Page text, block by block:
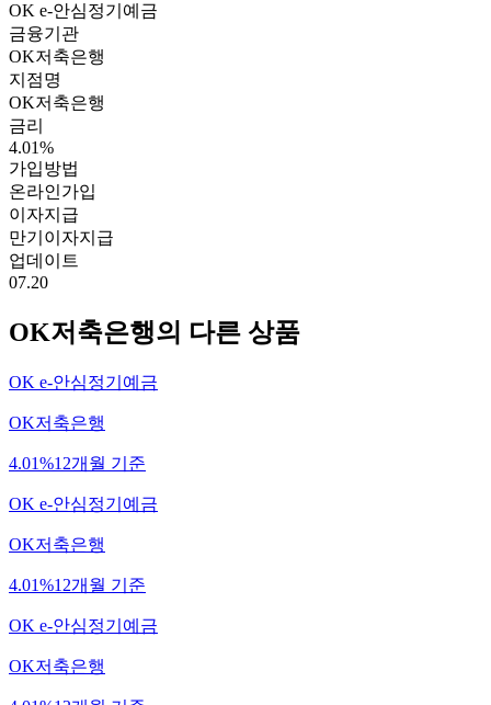
OK e-안심정기예금
금융기관
OK저축은행
지점명
OK저축은행
금리
4.01%
가입방법
온라인가입
이자지급
만기이자지급
업데이트
07.20
OK저축은행의 다른 상품
OK e-안심정기예금
OK저축은행
4.01%12개월 기준
OK e-안심정기예금
OK저축은행
4.01%12개월 기준
OK e-안심정기예금
OK저축은행